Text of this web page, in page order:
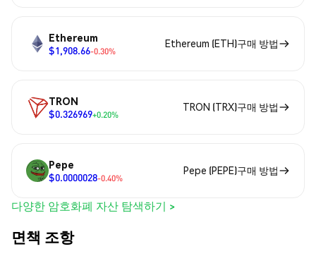
Ethereum
$1,908.66-0.30%
Ethereum (ETH)구매 방법
TRON
$0.326969+0.20%
TRON (TRX)구매 방법
Pepe
$0.0000028-0.40%
Pepe (PEPE)구매 방법
다양한 암호화폐 자산 탐색하기 >
면책 조항